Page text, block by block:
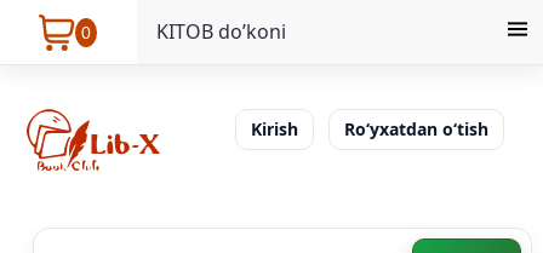
0 KITOB do’koni
Kirish Ro‘yxatdan o‘tish